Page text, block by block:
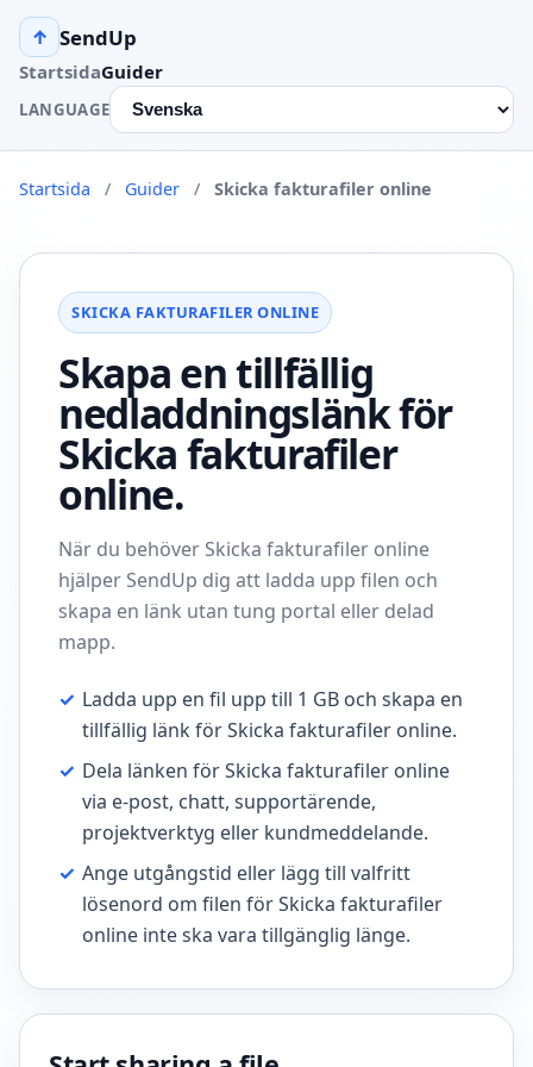
↑ SendUp
StartsidaGuider
LANGUAGE
Startsida / Guider / Skicka fakturafiler online
SKICKA FAKTURAFILER ONLINE
Skapa en tillfällig
nedladdningslänk för
Skicka fakturafiler
online.
När du behöver Skicka fakturafiler online
hjälper SendUp dig att ladda upp filen och
skapa en länk utan tung portal eller delad
mapp.
✓ Ladda upp en fil upp till 1 GB och skapa en
tillfällig länk för Skicka fakturafiler online.
✓ Dela länken för Skicka fakturafiler online
via e-post, chatt, supportärende,
projektverktyg eller kundmeddelande.
✓ Ange utgångstid eller lägg till valfritt
lösenord om filen för Skicka fakturafiler
online inte ska vara tillgänglig länge.